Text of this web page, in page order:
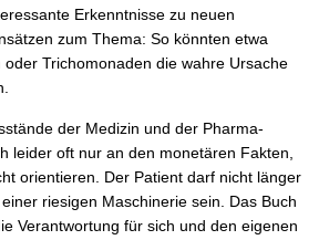
Erkenntnisse zu neuen
zum Thema: So könnten etwa
oder Trichomonaden die wahre Ursache
der Medizin und der Pharma­
leider oft nur an den monetären Fakten,
orientieren. Der Patient darf nicht länger
riesigen Maschinerie sein. Das Buch
Verantwortung für sich und den eigenen